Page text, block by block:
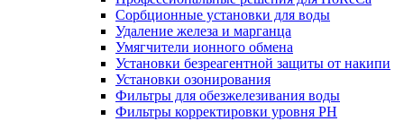
Сорбционные установки для воды
Удаление железа и марганца
Умягчители ионного обмена
Установки безреагентной защиты от накипи
Установки озонирования
Фильтры для обезжелезивания воды
Фильтры корректировки уровня PH